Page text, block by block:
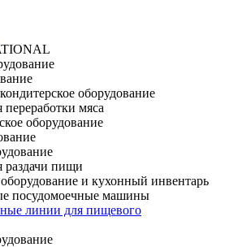
оборудование
мяса
оборудование
раздачи пищи
и кухонный инвентарь
посудомоечные машины
линии для пищевого